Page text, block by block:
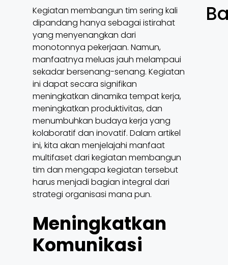
Kegiatan membangun tim sering kali
dipandang hanya sebagai istirahat
yang menyenangkan dari
monotonnya pekerjaan. Namun,
manfaatnya meluas jauh melampaui
sekadar bersenang-senang. Kegiatan
ini dapat secara signifikan
meningkatkan dinamika tempat kerja,
meningkatkan produktivitas, dan
menumbuhkan budaya kerja yang
kolaboratif dan inovatif. Dalam artikel
ini, kita akan menjelajahi manfaat
multifaset dari kegiatan membangun
tim dan mengapa kegiatan tersebut
harus menjadi bagian integral dari
strategi organisasi mana pun.
Meningkatkan
Komunikasi